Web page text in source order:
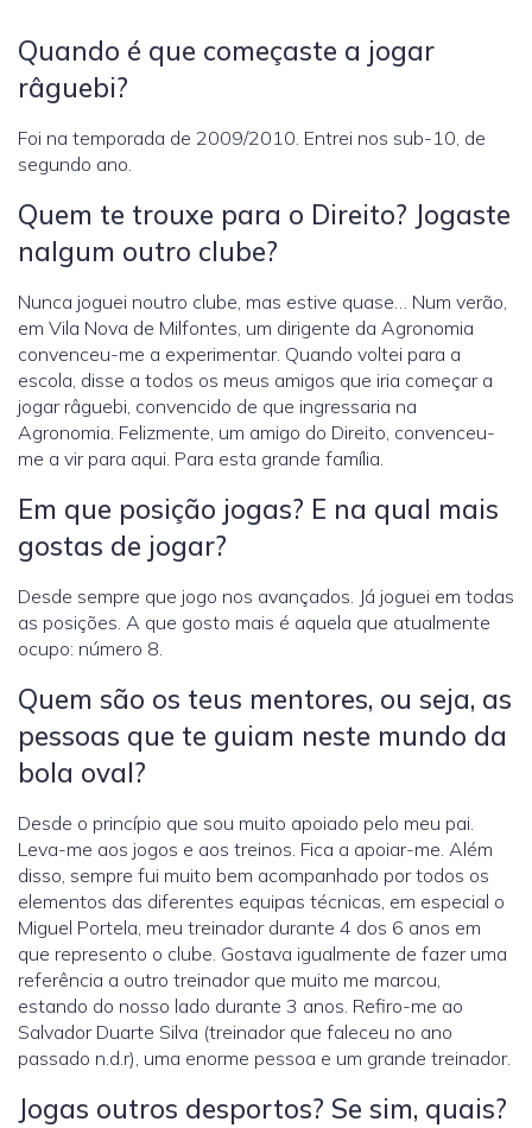
Quando é que começaste a jogar
râguebi?
Foi na temporada de 2009/2010. Entrei nos sub-10, de
segundo ano.
Quem te trouxe para o Direito? Jogaste
nalgum outro clube?
Nunca joguei noutro clube, mas estive quase… Num verão,
em Vila Nova de Milfontes, um dirigente da Agronomia
convenceu-me a experimentar. Quando voltei para a
escola, disse a todos os meus amigos que iria começar a
jogar râguebi, convencido de que ingressaria na
Agronomia. Felizmente, um amigo do Direito, convenceu-
me a vir para aqui. Para esta grande família.
Em que posição jogas? E na qual mais
gostas de jogar?
Desde sempre que jogo nos avançados. Já joguei em todas
as posições. A que gosto mais é aquela que atualmente
ocupo: número 8.
Quem são os teus mentores, ou seja, as
pessoas que te guiam neste mundo da
bola oval?
Desde o princípio que sou muito apoiado pelo meu pai.
Leva-me aos jogos e aos treinos. Fica a apoiar-me. Além
disso, sempre fui muito bem acompanhado por todos os
elementos das diferentes equipas técnicas, em especial o
Miguel Portela, meu treinador durante 4 dos 6 anos em
que represento o clube. Gostava igualmente de fazer uma
referência a outro treinador que muito me marcou,
estando do nosso lado durante 3 anos. Refiro-me ao
Salvador Duarte Silva (treinador que faleceu no ano
passado n.d.r), uma enorme pessoa e um grande treinador.
Jogas outros desportos? Se sim, quais?